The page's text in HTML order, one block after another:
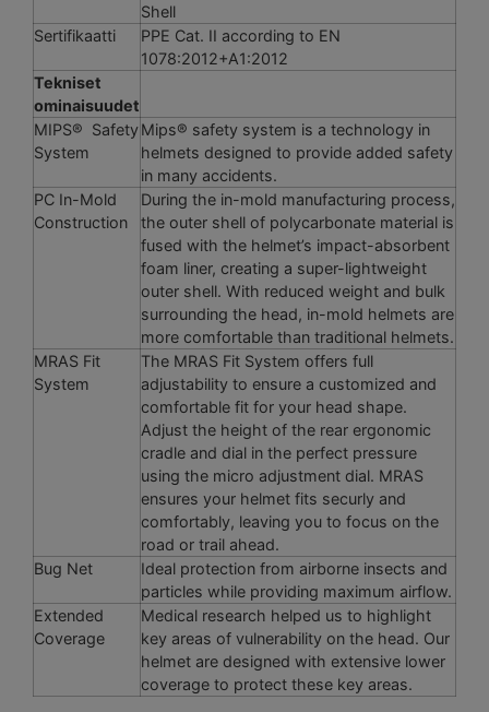
Shell
Sertifikaatti
PPE Cat. II according to EN
1078:2012+A1:2012
Tekniset
ominaisuudet
MIPS® Safety
System
Mips® safety system is a technology in
helmets designed to provide added safety
in many accidents.
PC In-Mold
Construction
During the in-mold manufacturing process,
the outer shell of polycarbonate material is
fused with the helmet’s impact-absorbent
foam liner, creating a super-lightweight
outer shell. With reduced weight and bulk
surrounding the head, in-mold helmets are
more comfortable than traditional helmets.
MRAS Fit
System
The MRAS Fit System offers full
adjustability to ensure a customized and
comfortable fit for your head shape.
Adjust the height of the rear ergonomic
cradle and dial in the perfect pressure
using the micro adjustment dial. MRAS
ensures your helmet fits securly and
comfortably, leaving you to focus on the
road or trail ahead.
Bug Net
Ideal protection from airborne insects and
particles while providing maximum airflow.
Extended
Coverage
Medical research helped us to highlight
key areas of vulnerability on the head. Our
helmet are designed with extensive lower
coverage to protect these key areas.